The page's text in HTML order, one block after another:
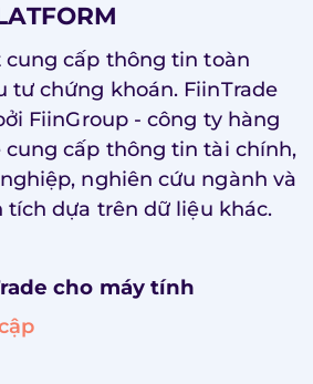
cấp thông tin toàn
tư chứng khoán. FiinTrade
FiinGroup - công ty hàng
cung cấp thông tin tài chính,
nghiên cứu ngành và
tích dựa trên dữ liệu khác.
cho máy tính